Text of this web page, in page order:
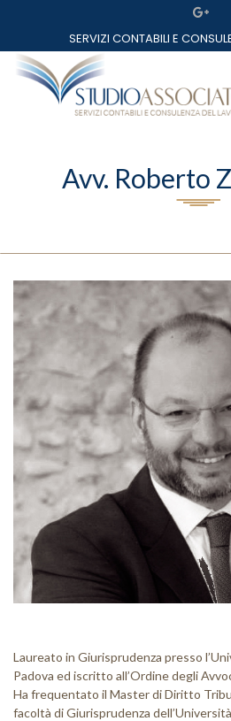
Lo studio
Professionisti
Assostudio
Avv. Zanchetta Roberto
Circolari
Link utili
News
Contatti
Area riservata
Circolari riservate
Log In
SERVIZI CONTABILI E
Avv. Roberto
Laureato in Giurisprudenza presso
Padova ed iscritto all’Ordine degli
Ha frequentato il Master di Diritto
facoltà di Giurisprudenza